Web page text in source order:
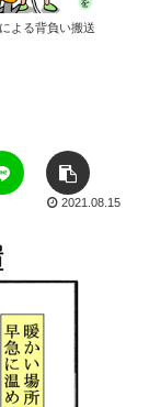
よる背負い搬送
2021.08.15